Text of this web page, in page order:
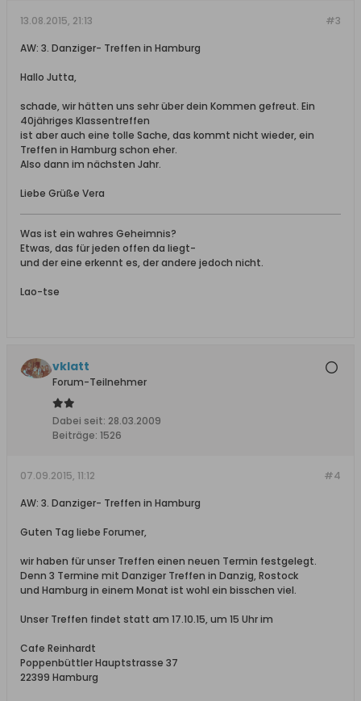
#3
13.08.2015, 21:13
AW: 3. Danziger- Treffen in Hamburg
Hallo Jutta,
schade, wir hätten uns sehr über dein Kommen gefreut. Ein
40jähriges Klassentreffen
ist aber auch eine tolle Sache, das kommt nicht wieder, ein
Treffen in Hamburg schon eher.
Also dann im nächsten Jahr.
Liebe Grüße Vera
Was ist ein wahres Geheimnis?
Etwas, das für jeden offen da liegt-
und der eine erkennt es, der andere jedoch nicht.
Lao-tse
vklatt
Forum-Teilnehmer
Dabei seit: 28.03.2009
Beiträge: 1526
#4
07.09.2015, 11:12
AW: 3. Danziger- Treffen in Hamburg
Guten Tag liebe Forumer,
wir haben für unser Treffen einen neuen Termin festgelegt.
Denn 3 Termine mit Danziger Treffen in Danzig, Rostock
und Hamburg in einem Monat ist wohl ein bisschen viel.
Unser Treffen findet statt am 17.10.15, um 15 Uhr im
Cafe Reinhardt
Poppenbüttler Hauptstrasse 37
22399 Hamburg